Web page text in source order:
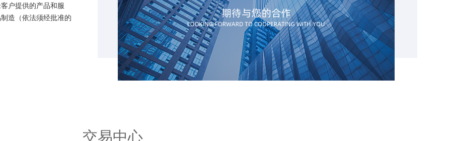
户提供的产品和服
造（依法须经批准的
交易中心